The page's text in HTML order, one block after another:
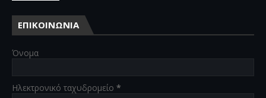
ΕΠΙΚΟΙΝΩΝΙΑ
Όνομα
Ηλεκτρονικό ταχυδρομείο *